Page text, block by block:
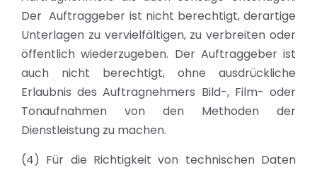
Der Auftraggeber ist nicht berechtigt, derartige
Unterlagen zu vervielfältigen, zu verbreiten oder
öffentlich wiederzugeben. Der Auftraggeber ist
auch nicht berechtigt, ohne ausdrückliche
Erlaubnis des Auftragnehmers Bild-, Film- oder
Tonaufnahmen von den Methoden der
Dienstleistung zu machen.
(4) Für die Richtigkeit von technischen Daten